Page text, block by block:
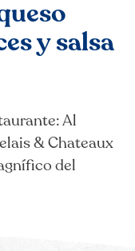
y salsa
Al
& Chateaux
del